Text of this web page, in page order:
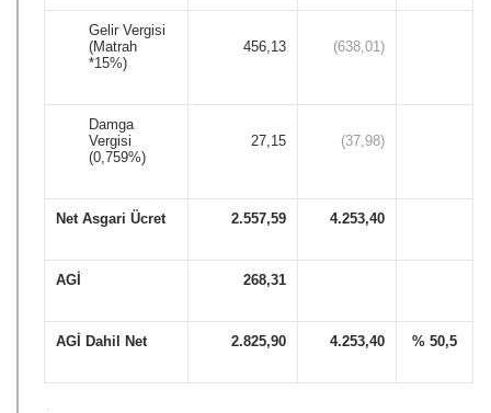
Gelir Vergisi
(Matrah
*15%)
456,13 (638,01)
Damga
Vergisi
(0,759%)
27,15 (37,98)
Net Asgari Ücret 2.557,59 4.253,40
AGİ 268,31
AGİ Dahil Net 2.825,90 4.253,40 % 50,5